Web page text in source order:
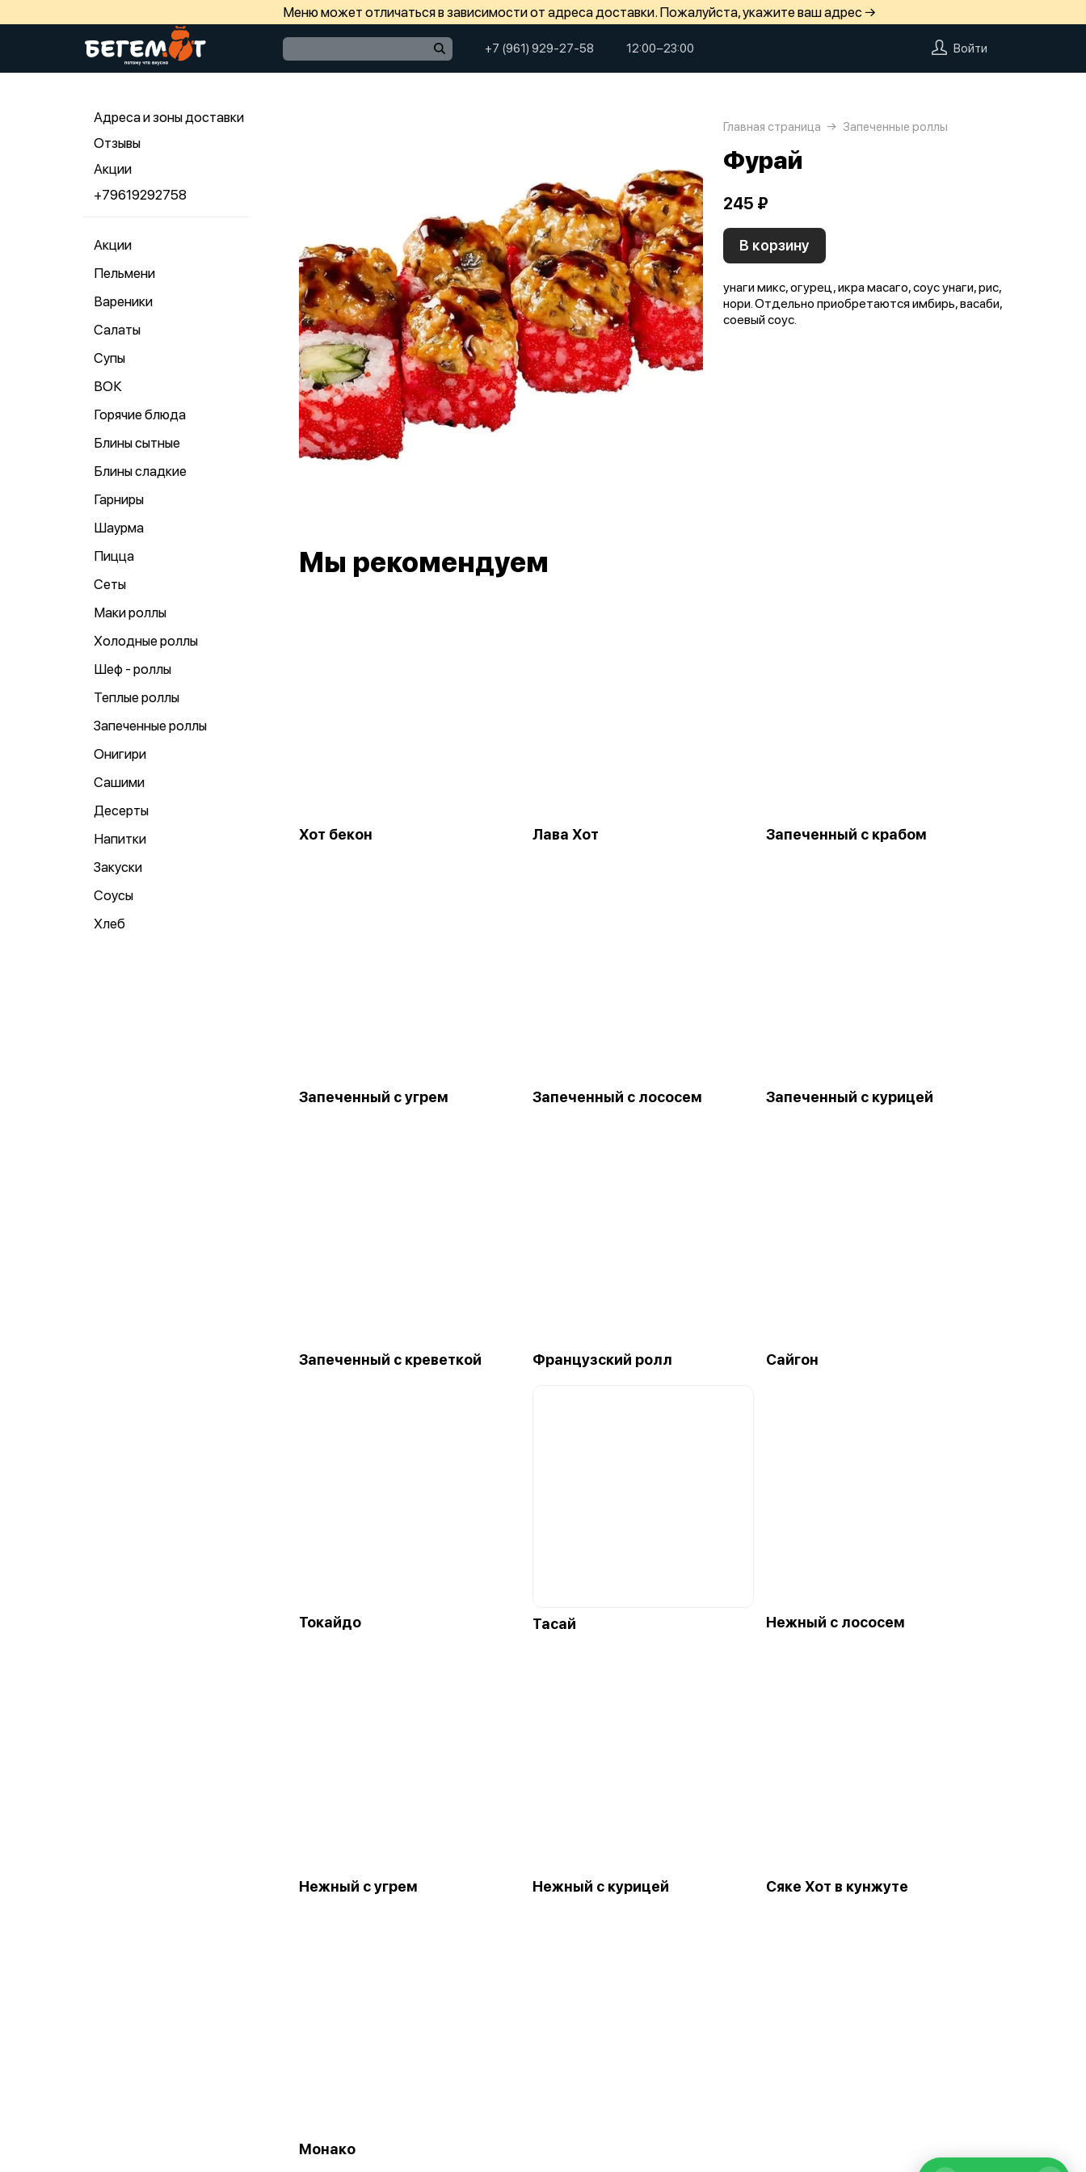
Меню может отличаться в зависимости от адреса доставки. Пожалуйста, укажите ваш адрес →
+7 (961) 929-27-58 12:00−23:00 Войти
Адреса и зоны доставки
Отзывы
Акции
+79619292758
Акции
Пельмени
Вареники
Салаты
Супы
ВОК
Горячие блюда
Блины сытные
Блины сладкие
Гарниры
Шаурма
Пицца
Сеты
Маки роллы
Холодные роллы
Шеф - роллы
Теплые роллы
Запеченные роллы
Онигири
Сашими
Десерты
Напитки
Закуски
Соусы
Хлеб
Главная страница Запеченные роллы
Фурай
245 ₽
В корзину
унаги микс, огурец, икра масаго, соус унаги, рис,
нори. Отдельно приобретаются имбирь, васаби,
соевый соус.
Мы рекомендуем
Хот бекон Лава Хот Запеченный с крабом
Запеченный с угрем Запеченный с лососем Запеченный с курицей
Запеченный с креветкой Французский ролл Сайгон
Токайдо Тасай Нежный с лососем
Нежный с угрем Нежный с курицей Сяке Хот в кунжуте
Монако